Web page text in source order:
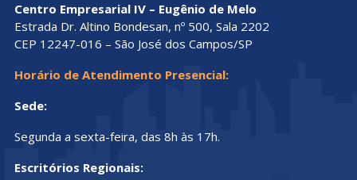
Centro Empresarial IV – Eugênio de Melo
Estrada Dr. Altino Bondesan, nº 500, Sala 2202
CEP 12247-016 – São José dos Campos/SP
Horário de Atendimento Presencial:
Sede:
Segunda a sexta-feira, das 8h às 17h.
Escritórios Regionais: